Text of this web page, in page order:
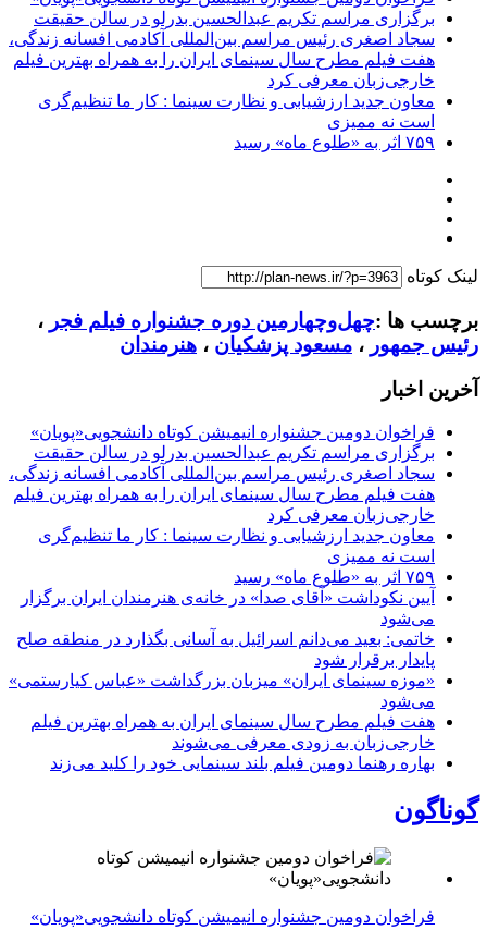
برگزاری مراسم تکریم عبدالحسین بدرلو در سالن حقیقت
سجاد اصغری رئیس مراسم بین‌المللی آکادمی افسانه زندگی،
هفت فیلم مطرح سال سینمای ایران را به همراه بهترین فیلم
خارجی‌زبان معرفی کرد
معاون جدید ارزشیابی و نظارت سینما : کار ما تنظیم‌گری
است نه ممیزی
۷۵۹ اثر به «طلوع ماه» رسید
لینک کوتاه
برچسب ها :چهل‌وچهارمین دوره جشنواره فیلم فجر ،
رئیس جمهور ، مسعود پزشکیان ، هنرمندان
آخرین اخبار
فراخوان دومین جشنواره انیمیشن کوتاه دانشجویی«پویان»
برگزاری مراسم تکریم عبدالحسین بدرلو در سالن حقیقت
سجاد اصغری رئیس مراسم بین‌المللی آکادمی افسانه زندگی،
هفت فیلم مطرح سال سینمای ایران را به همراه بهترین فیلم
خارجی‌زبان معرفی کرد
معاون جدید ارزشیابی و نظارت سینما : کار ما تنظیم‌گری
است نه ممیزی
۷۵۹ اثر به «طلوع ماه» رسید
آیین نکوداشت «آقای صدا» در خانه‌ی هنرمندان ایران برگزار
می‌شود
خاتمی: بعید می‌دانم اسرائیل به آسانی بگذارد در منطقه صلح
پایدار برقرار شود
«موزه سینمای ایران» میزبان بزرگداشت «عباس کیارستمی»
می‌شود
هفت فیلم مطرح سال سینمای ایران به همراه بهترین فیلم
خارجی‌زبان به زودی معرفی می‌شوند
بهاره رهنما دومین فیلم بلند سینمایی خود را کلید می‌زند
گوناگون
فراخوان دومین جشنواره انیمیشن کوتاه دانشجویی«پویان»